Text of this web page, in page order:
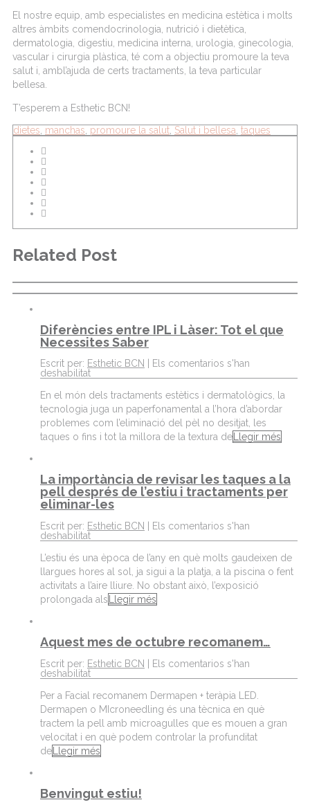
El nostre equip amb especialistes en medicina estètica i molts
altres àmbits comendocrinologia nutrició i dietètica
dermatologia digestiu , medicina interna, urologia ginecologia
vascular i cirurgia plàstica , té com a objectiu promoure la teva
salut i, amb l’ajuda de certs tractaments , la teva particular
bellesa
T’esperem a Esthetic BCN!
dietes manchas promoure la salut Salut i bellesa taques
Related Post
Diferències entre IPL i Làser: Tot el que
Necessites Saber
Escrit per: Esthetic BCN
Els comentarios s'han
deshabilitat
En el món dels tractaments estètics i dermatològics, la
tecnologia juga un paperfonamental a l’hora d’abordar
problemes com l’eliminació del pèl no desitjat, les
taques o fins i tot la millora de la textura deLlegir més
La importància de revisar les taques a la
pell després de l’estiu i tractaments per
eliminar-les
Escrit per: Esthetic BCN
Els comentarios s'han
deshabilitat
L’estiu és una època de l’any en què molts gaudeixen de
llargues hores al sol, ja sigui a la platja, a la piscina o fent
activitats a l’aire lliure. No obstant això, l’exposició
prolongada als Llegir més
Aquest mes de octubre recomanem…
Escrit per: Esthetic BCN
Els comentarios s'han
deshabilitat
Per a Facial recomanem Dermapen + teràpia LED.
Dermapen o MIcroneedling és una tècnica en què
tractem la pell amb microagulles que es mouen a gran
velocitat i en què podem controlar la profunditat
deLlegir més
Benvingut estiu!